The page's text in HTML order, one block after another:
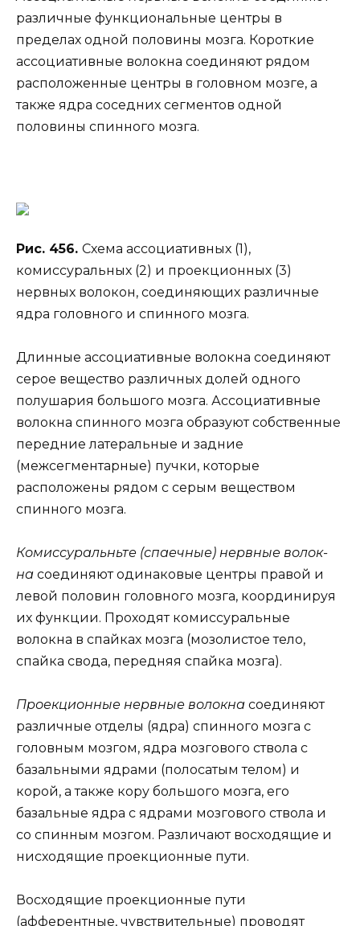
различные функциональные центры в
пределах одной половины мозга. Короткие
ассоциативные волокна соединяют рядом
расположенные центры в головном мозге, а
также ядра соседних сегментов одной
половины спинного мозга.
Рис. 456. Схема ассоциативных (1),
комиссуральных (2) и проекционных (3)
нервных волокон, соединяющих различные
ядра головного и спинного мозга.
Длинные ассоциативные волокна соединяют
серое вещество различных долей одного
полушария большого мозга. Ассоциативные
волокна спинного мозга образуют собственные
передние латеральные и задние
(межсегментарные) пучки, которые
расположены рядом с серым веществом
спинного мозга.
Комиссуральньте (спаечные) нервные волок-
на соединяют одинаковые центры правой и
левой половин головного мозга, координируя
их функции. Проходят комиссуральные
волокна в спайках мозга (мозолистое тело,
спайка свода, передняя спайка мозга).
Проекционные нервные волокна соединяют
различные отделы (ядра) спинного мозга с
головным мозгом, ядра мозгового ствола с
базальными ядрами (полосатым телом) и
корой, а также кору большого мозга, его
базальные ядра с ядрами мозгового ствола и
со спинным мозгом. Различают восходящие и
нисходящие проекционные пути.
Восходящие проекционные пути
(афферентные, чувствительные) проводят